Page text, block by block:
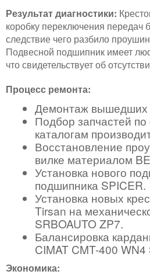
Результат диагностики:
коробку переключения передач
следствие чего разбило
Подвесной подшипник имеет
что свидетельствует об
Процесс ремонта:
Демонтаж вышедших
Подбор запчастей
каталогам
Восстановление
вилке материалом
Установка нового
подшипника SPICER.
Установка новых
Tirsan на
SRBOAUTO ZP7.
Балансировка
CIMAT CMT-400 WN4
Экономика: